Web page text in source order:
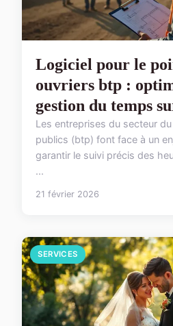
Logiciel pour le
ouvriers btp :
gestion du temps
Les entreprises du secteur
publics (btp) font face à un
garantir le suivi précis des
...
21 février 2026
SERVICES